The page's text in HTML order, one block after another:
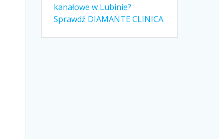
kanałowe w Lubinie?
Sprawdź DIAMANTE CLINICA